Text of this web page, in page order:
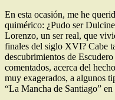
En esta ocasión, me he
quimérico: ¿Pudo ser
Lorenzo, un ser real, que
finales del siglo XVI? Cabe
descubrimientos de
comentados, acerca del
muy exagerados, a algunos
“La Mancha de Santiago” en